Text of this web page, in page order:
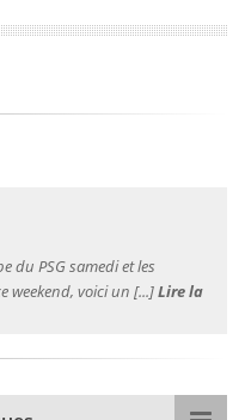
du PSG samedi et les
weekend, voici un [...]Lire la